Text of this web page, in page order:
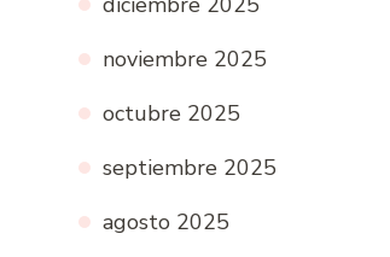
noviembre 2025
octubre 2025
septiembre 2025
agosto 2025